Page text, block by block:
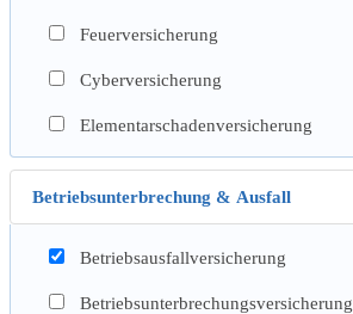
Feuerversicherung
Cyberversicherung
Elementarschadenversicherung
Betriebsunterbrechung & Ausfall
Betriebsausfallversicherung
Betriebsunterbrechungsversicherung